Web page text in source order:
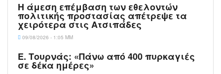
Η άμεση επέμβαση των εθελοντών
πολιτικής προστασίας απέτρεψε τα
χειρότερα στις Aτσιπάδες
09/08/2026 - 1:05 ΜΜ
Ε. Τουρνάς: «Πάνω από 400 πυρκαγιές
σε δέκα ημέρες»